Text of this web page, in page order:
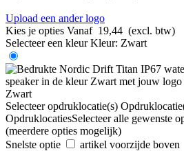
Upload een ander logo
Kies je opties Vanaf 19,44 (excl. btw)
Selecteer een kleur Kleur: Zwart
Zwart
Selecteer opdruklocatie(s)
OpdruklocatiesSelecteer alle gewenste
(meerdere opties mogelijk)
Snelste optie
artikel voorzijde boven